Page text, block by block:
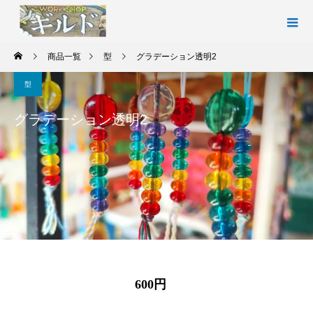
商品一覧 型 グラデーション透明2
型
グラデーション透明2
600円